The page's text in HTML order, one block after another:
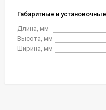
Габаритные и установочные
Длина, мм
Высота, мм
Ширина, мм